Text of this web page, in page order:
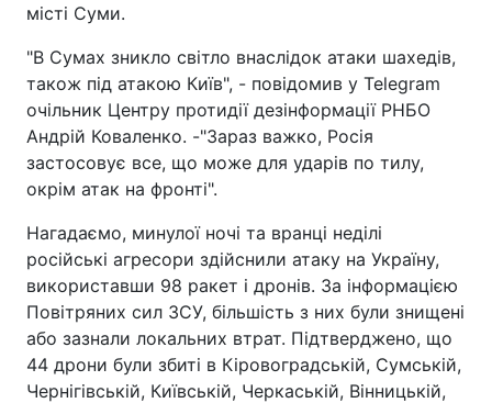
місті Суми.
"В Сумах зникло світло внаслідок атаки шахедів,
також під атакою Київ", - повідомив у Telegram
очільник Центру протидії дезінформації РНБО
Андрій Коваленко. -"Зараз важко, Росія
застосовує все, що може для ударів по тилу,
окрім атак на фронті".
Нагадаємо, минулої ночі та вранці неділі
російські агресори здійснили атаку на Україну,
використавши 98 ракет і дронів. За інформацією
Повітряних сил ЗСУ, більшість з них були знищені
або зазнали локальних втрат. Підтверджено, що
44 дрони були збиті в Кіровоградській, Сумській,
Чернігівській, Київській, Черкаській, Вінницькій,